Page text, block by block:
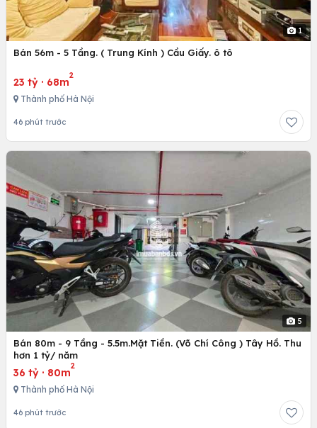
1
Bán 56m - 5 Tầng. ( Trung Kính ) Cầu Giấy. ô tô
23 tỷ · 68m
2
Thành phố Hà Nội
46 phút trước
5
Bán 80m - 9 Tầng - 5.5m.Mặt Tiền. (Võ Chí Công ) Tây Hồ. Thu
hơn 1 tỷ/ năm
36 tỷ · 80m
2
Thành phố Hà Nội
46 phút trước